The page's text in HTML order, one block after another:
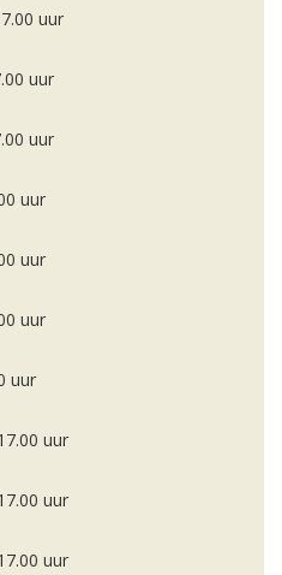
uur
uur
uur
uur
uur
uur
uur
uur
uur
uur